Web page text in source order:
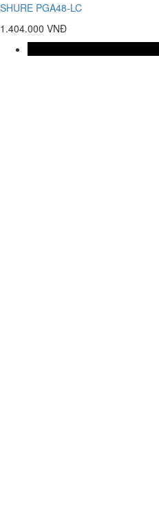
SHURE PGA48-LC
1.404.000 VNĐ